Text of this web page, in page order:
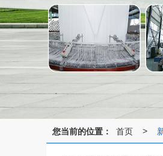
您当前的位置： 首页 >